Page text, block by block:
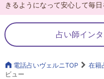
きるようになって安心して毎日
占い師イン
電話占いヴェルニTOP 在籍
ビュー